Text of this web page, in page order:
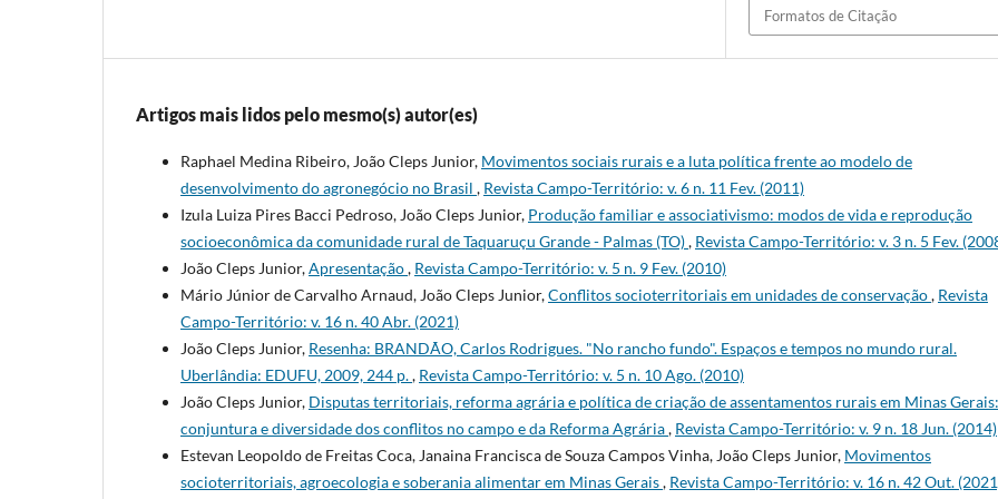
Formatos de Citação
Artigos mais lidos pelo mesmo(s) autor(es)
Raphael Medina Ribeiro, João Cleps Junior, Movimentos sociais rurais e a luta política frente ao modelo de
desenvolvimento do agronegócio no Brasil , Revista Campo-Território: v. 6 n. 11 Fev. (2011)
Izula Luiza Pires Bacci Pedroso, João Cleps Junior, Produção familiar e associativismo: modos de vida e reprodução
socioeconômica da comunidade rural de Taquaruçu Grande - Palmas (TO), Revista Campo-Território: v. 3 n. 5 Fev.
João Cleps Junior,Apresentação, Revista Campo-Território: v. 5 n. 9 Fev. (2010)
Mário Júnior de Carvalho Arnaud, João Cleps Junior,Conflitos socioterritoriais em unidades de conservação, Revista
Campo-Território: v. 16 n. 40 Abr. (2021)
João Cleps Junior, Resenha: BRANDÃO, Carlos Rodrigues. "No rancho fundo". Espaços e tempos no mundo rural.
Uberlândia: EDUFU, 2009, 244 p., Revista Campo-Território: v. 5 n. 10 Ago. (2010)
João Cleps Junior, Disputas territoriais, reforma agrária e política de criação de assentamentos rurais em Minas Gerais:
conjuntura e diversidade dos conflitos no campo e da Reforma Agrária, Revista Campo-Território: v. 9 n. 18 Jun. (2014)
Estevan Leopoldo de Freitas Coca, Janaina Francisca de Souza Campos Vinha, João Cleps Junior, Movimentos
socioterritoriais, agroecologia e soberania alimentar em Minas Gerais, Revista Campo-Território: v. 16 n. 42 Out.